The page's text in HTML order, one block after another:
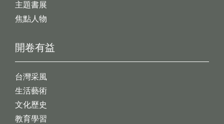
開卷有益
台灣采風
生活藝術
文化歷史
教育學習
主題書展
焦點人物